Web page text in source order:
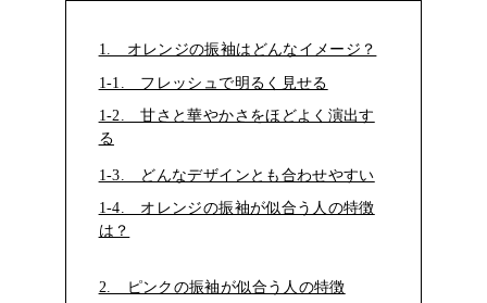
1. オレンジの振袖はどんなイメージ？
1-1. フレッシュで明るく見せる
1-2. 甘さと華やかさをほどよく演出す
る
1-3. どんなデザインとも合わせやすい
1-4. オレンジの振袖が似合う人の特徴
は？
2. ピンクの振袖が似合う人の特徴